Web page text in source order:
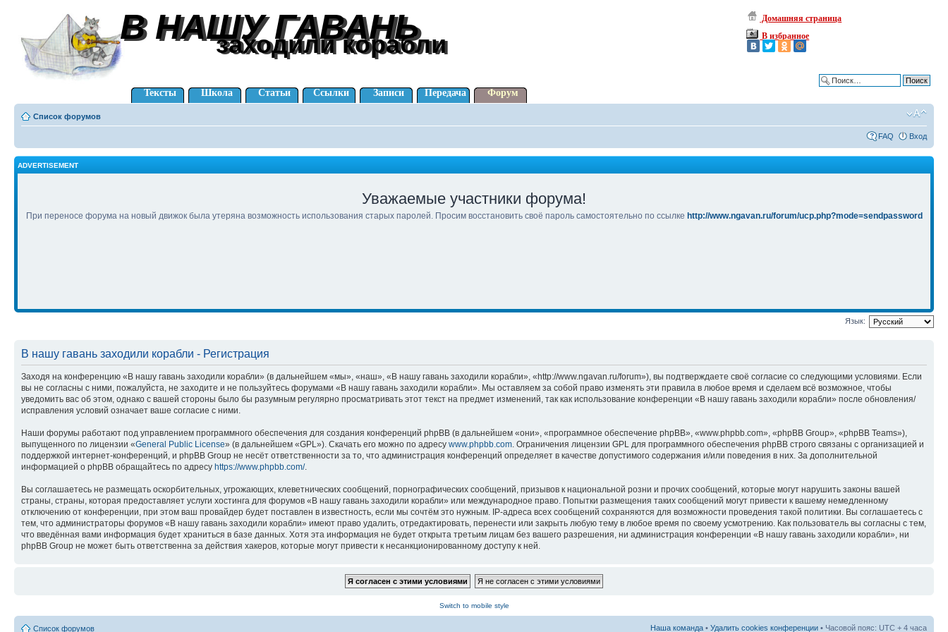
В НАШУ ГАВАНЬ
В НАШУ ГАВАНЬ
заходили корабли
заходили корабли
Домашняя страница
В избранное
Тексты Школа Статьи Ссылки Записи Передача Форум
Список форумов
FAQ Вход
ADVERTISEMENT
Уважаемые участники форума!
При переносе форума на новый движок была утеряна возможность использования старых паролей. Просим восстановить своё пароль самостоятельно по ссылке http://www.ngavan.ru/forum/ucp.php?mode=sendpassword
Язык:
В нашу гавань заходили корабли - Регистрация
Заходя на конференцию «В нашу гавань заходили корабли» (в дальнейшем «мы», «наш», «В нашу гавань заходили корабли», «http://www.ngavan.ru/forum»), вы подтверждаете своё согласие со следующими условиями. Если
вы не согласны с ними, пожалуйста, не заходите и не пользуйтесь форумами «В нашу гавань заходили корабли». Мы оставляем за собой право изменять эти правила в любое время и сделаем всё возможное, чтобы
уведомить вас об этом, однако с вашей стороны было бы разумным регулярно просматривать этот текст на предмет изменений, так как использование конференции «В нашу гавань заходили корабли» после обновления/
исправления условий означает ваше согласие с ними.
Наши форумы работают под управлением программного обеспечения для создания конференций phpBB (в дальнейшем «они», «программное обеспечение phpBB», «www.phpbb.com», «phpBB Group», «phpBB Teams»),
выпущенного по лицензии «General Public License» (в дальнейшем «GPL»). Скачать его можно по адресу www.phpbb.com . Ограничения лицензии GPL для программного обеспечения phpBB строго связаны с организацией и
поддержкой интернет-конференций, и phpBB Group не несёт ответственности за то, что администрация конференций определяет в качестве допустимого содержания и/или поведения в них. За дополнительной
информацией о phpBB обращайтесь по адресу https://www.phpbb.com/.
Вы соглашаетесь не размещать оскорбительных, угрожающих, клеветнических сообщений, порнографических сообщений, призывов к национальной розни и прочих сообщений, которые могут нарушить законы вашей
страны, страны, которая предоставляет услуги хостинга для форумов «В нашу гавань заходили корабли» или международное право. Попытки размещения таких сообщений могут привести к вашему немедленному
отключению от конференции, при этом ваш провайдер будет поставлен в известность, если мы сочтём это нужным. IP-адреса всех сообщений сохраняются для возможности проведения такой политики. Вы соглашаетесь с
тем, что администраторы форумов «В нашу гавань заходили корабли» имеют право удалить, отредактировать, перенести или закрыть любую тему в любое время по своему усмотрению. Как пользователь вы согласны с тем,
что введённая вами информация будет храниться в базе данных. Хотя эта информация не будет открыта третьим лицам без вашего разрешения, ни администрация конференции «В нашу гавань заходили корабли», ни
phpBB Group не может быть ответственна за действия хакеров, которые могут привести к несанкционированному доступу к ней.
Switch to mobile style
Список форумов Наша команда • Удалить cookies конференции • Часовой пояс: UTC + 4 часа